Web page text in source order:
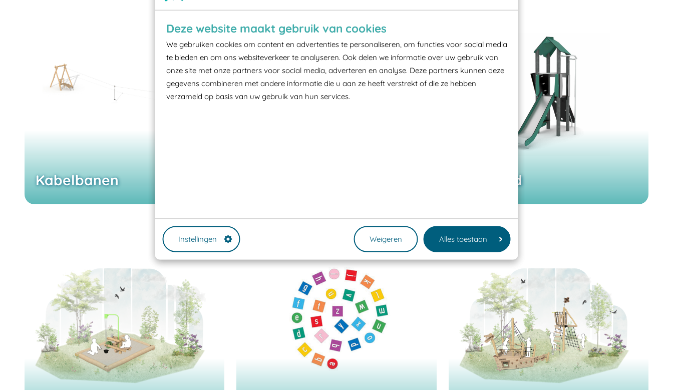
Deze website maakt gebruik van cookies
We gebruiken cookies om content en advertenties te personaliseren, om functies voor social media
te bieden en om ons websiteverkeer te analyseren. Ook delen we informatie over uw gebruik van
onze site met onze partners voor social media, adverteren en analyse. Deze partners kunnen deze
gegevens combineren met andere informatie die u aan ze heeft verstrekt of die ze hebben
verzameld op basis van uw gebruik van hun services.
Instellingen Weigeren Alles toestaan
Kabelbanen Recycled